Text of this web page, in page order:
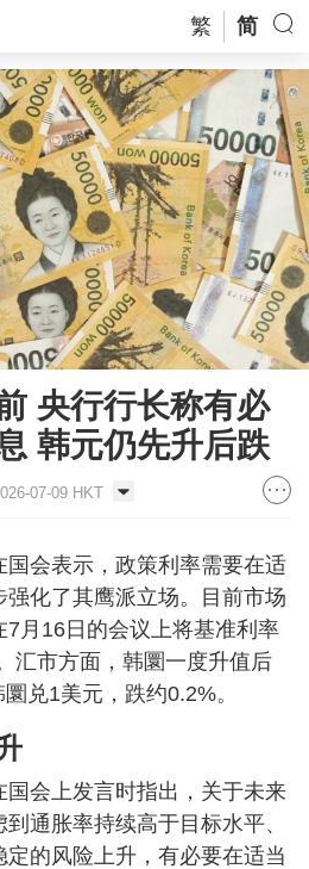
繁 简
央行行长称有必
韩元仍先升后跌
07-09 HKT
会表示，政策利率需要在适
化了其鹰派立场。目前市场
月16日的会议上将基准利率
汇市方面，韩圜一度升值后
兑1美元，跌约0.2%。
会上发言时指出，关于未来
通胀率持续高于目标水平、
的风险上升，有必要在适当